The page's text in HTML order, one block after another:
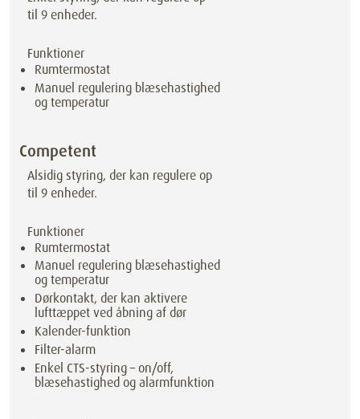
til 9 enheder.
Funktioner
Rumtermostat
Manuel regulering blæsehastighed
og temperatur
Competent
Alsidig styring, der kan regulere op
til 9 enheder.
Funktioner
Rumtermostat
Manuel regulering blæsehastighed
og temperatur
Dørkontakt, der kan aktivere
lufttæppet ved åbning af dør
Kalender-funktion
Filter-alarm
Enkel CTS-styring – on/off,
blæsehastighed og alarmfunktion